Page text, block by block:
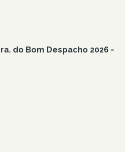
do Bom Despacho 2026 -